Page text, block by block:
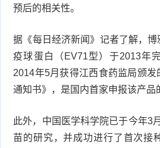
预后的相关性。
据《每日经济新闻》记者了解，
疫球蛋白（EV71型）于2013年
2014年5月获得江西食药监局颁
通知书》，是国内首家申报该产品
此外，中国医学科学院已于今年3
苗的研究，并成功进行了首次接